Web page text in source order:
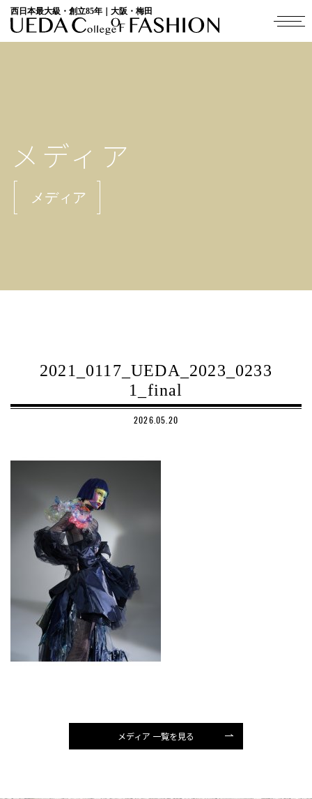
西日本最大級・創立85年｜大阪・梅田
メディア
メディア
2021_0117_UEDA_2023_0233
1_final
2026.05.20
メディア 一覧を見る